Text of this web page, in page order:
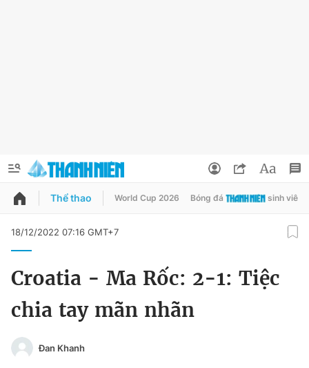
QUẢNG CÁO ĐẶT BÁO
Chào ngày mới
Đổi mật khẩu
Tin đã lưu
Thể thao World Cup 2026 Bóng đá sinh viên
18/12/2022 07:16 GMT+7
Croatia - Ma Rốc: 2-1: Tiệc
chia tay mãn nhãn
Đan Khanh